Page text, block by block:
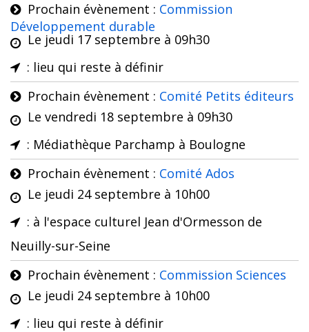
Prochain évènement : Commission
Développement durable
Le jeudi 17 septembre à 09h30
: lieu qui reste à définir
Prochain évènement : Comité Petits éditeurs
Le vendredi 18 septembre à 09h30
: Médiathèque Parchamp à Boulogne
Prochain évènement : Comité Ados
Le jeudi 24 septembre à 10h00
: à l'espace culturel Jean d'Ormesson de
Neuilly-sur-Seine
Prochain évènement : Commission Sciences
Le jeudi 24 septembre à 10h00
: lieu qui reste à définir